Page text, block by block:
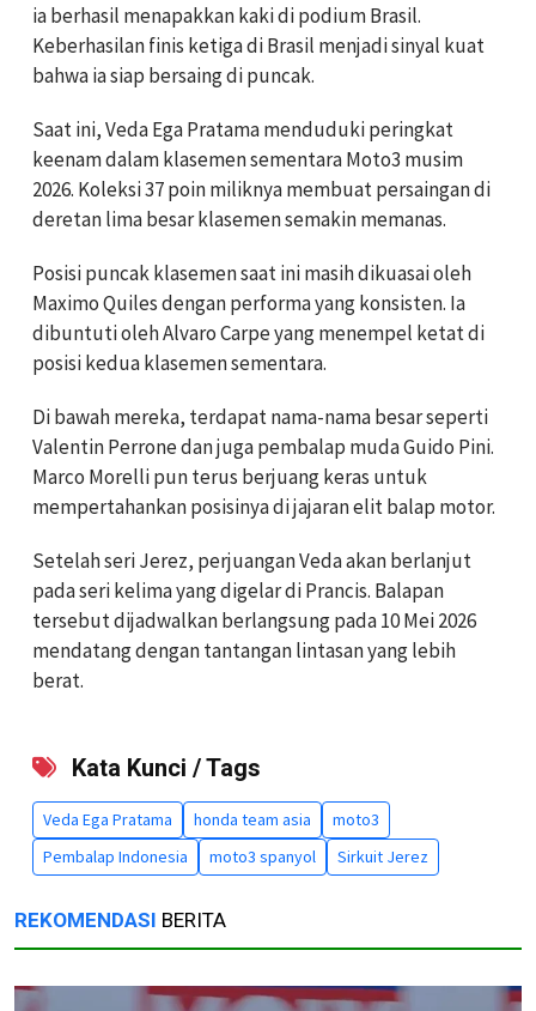
ia berhasil menapakkan kaki di podium Brasil.
Keberhasilan finis ketiga di Brasil menjadi sinyal kuat
bahwa ia siap bersaing di puncak.
Saat ini, Veda Ega Pratama menduduki peringkat
keenam dalam klasemen sementara Moto3 musim
2026. Koleksi 37 poin miliknya membuat persaingan di
deretan lima besar klasemen semakin memanas.
Posisi puncak klasemen saat ini masih dikuasai oleh
Maximo Quiles dengan performa yang konsisten. Ia
dibuntuti oleh Alvaro Carpe yang menempel ketat di
posisi kedua klasemen sementara.
Di bawah mereka, terdapat nama-nama besar seperti
Valentin Perrone dan juga pembalap muda Guido Pini.
Marco Morelli pun terus berjuang keras untuk
mempertahankan posisinya di jajaran elit balap motor.
Setelah seri Jerez, perjuangan Veda akan berlanjut
pada seri kelima yang digelar di Prancis. Balapan
tersebut dijadwalkan berlangsung pada 10 Mei 2026
mendatang dengan tantangan lintasan yang lebih
berat.
Kata Kunci / Tags
Veda Ega Pratama honda team asia
moto3
Pembalap Indonesia
moto3 spanyol Sirkuit Jerez
REKOMENDASI BERITA